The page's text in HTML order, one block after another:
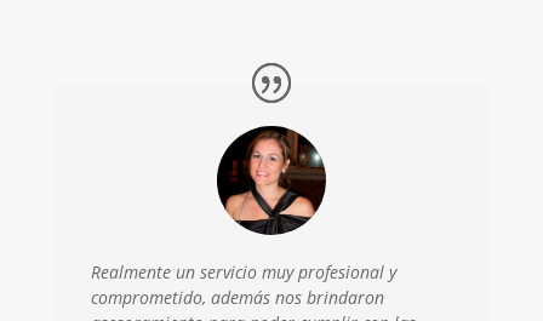
Realmente un servicio muy profesional y
comprometido, además nos brindaron